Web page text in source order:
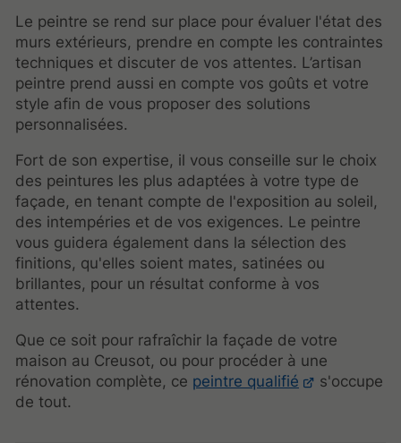
Le peintre se rend sur place pour évaluer l'état des
murs extérieurs, prendre en compte les contraintes
techniques et discuter de vos attentes. L’artisan
peintre prend aussi en compte vos goûts et votre
style afin de vous proposer des solutions
personnalisées.
Fort de son expertise, il vous conseille sur le choix
des peintures les plus adaptées à votre type de
façade, en tenant compte de l'exposition au soleil,
des intempéries et de vos exigences. Le peintre
vous guidera également dans la sélection des
finitions, qu'elles soient mates, satinées ou
brillantes, pour un résultat conforme à vos
attentes.
Que ce soit pour rafraîchir la façade de votre
maison au Creusot, ou pour procéder à une
rénovation complète, ce peintre qualifié
s'occupe
de tout.